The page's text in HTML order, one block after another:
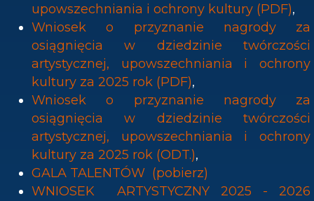
upowszechniania i ochrony kultury (PDF),
Wniosek o przyznanie nagrody za
osiągnięcia w dziedzinie twórczości
artystycznej, upowszechniania i ochrony
kultury za 2025 rok (PDF),
Wniosek o przyznanie nagrody za
osiągnięcia w dziedzinie twórczości
artystycznej, upowszechniania i ochrony
kultury za 2025 rok (ODT.),
GALA TALENTÓW (pobierz)
WNIOSEK ARTYSTYCZNY 2025 - 2026